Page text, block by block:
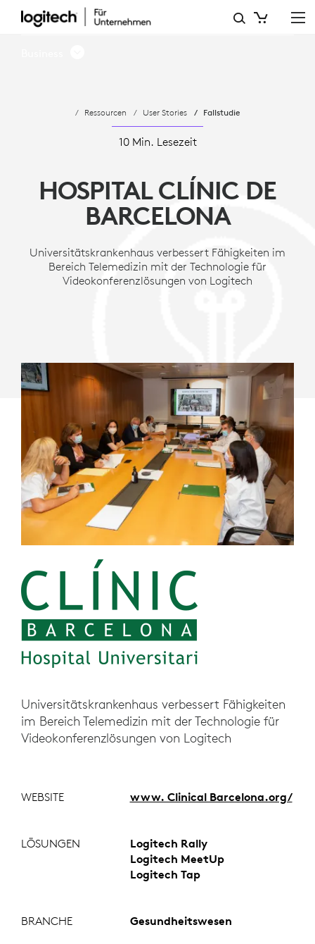
FALLSTUDIE:
BARCELONA
LOGITECH
Ressourcen User Stories Fallstudie
10 Min. Lesezeit
HOSPITAL CLÍNIC DE
BARCELONA
Universitätskrankenhaus verbessert Fähigkeiten im
Bereich Telemedizin mit der Technologie für
Videokonferenzlösungen von Logitech
Universitätskrankenhaus verbessert Fähigkeiten
im Bereich Telemedizin mit der Technologie für
Videokonferenzlösungen von Logitech
WEBSITE www. Clinical Barcelona.org/
LÖSUNGEN
Logitech Rally
Logitech MeetUp
Logitech Tap
BRANCHE Gesundheitswesen